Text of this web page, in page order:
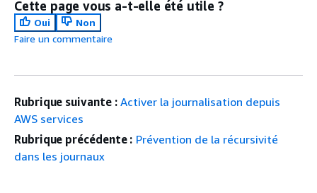
Cette page vous a-t-elle été utile ?
Oui
Non
Faire un commentaire
Rubrique suivante : Activer la journalisation depuis
AWS services
Rubrique précédente : Prévention de la récursivité
dans les journaux